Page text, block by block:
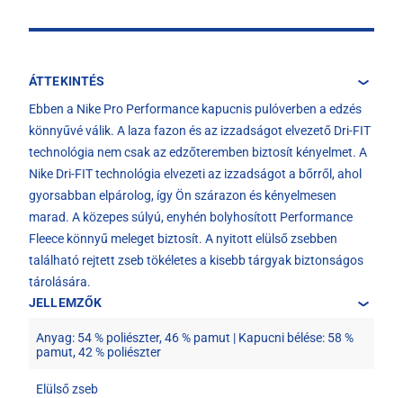
ÁTTEKINTÉS
Ebben a Nike Pro Performance kapucnis pulóverben a edzés
könnyűvé válik. A laza fazon és az izzadságot elvezető Dri-FIT
technológia nem csak az edzőteremben biztosít kényelmet. A
Nike Dri-FIT technológia elvezeti az izzadságot a bőrről, ahol
gyorsabban elpárolog, így Ön szárazon és kényelmesen
marad. A közepes súlyú, enyhén bolyhosított Performance
Fleece könnyű meleget biztosít. A nyitott elülső zsebben
található rejtett zseb tökéletes a kisebb tárgyak biztonságos
tárolására.
JELLEMZŐK
Anyag: 54 % poliészter, 46 % pamut | Kapucni bélése: 58 %
pamut, 42 % poliészter
Elülső zseb